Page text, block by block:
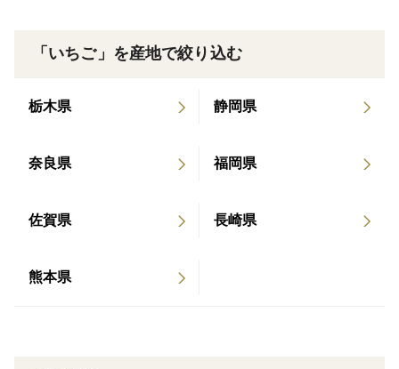
＜栽培のこだわり＞
（キャッサバやバレイショ）等のソフト農薬を使用して
つかないように栽培しています。また、おいしさを出す
い、Sunbiotic農法により微生物の力を借りて、環境に
「いちご」を産地で絞り込む
栃木県 静岡県
奈良県 福岡県
佐賀県 長崎県
熊本県